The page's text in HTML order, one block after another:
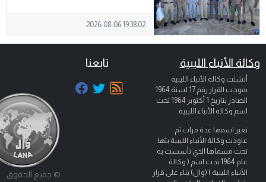
2026-08-06 19:38:02
وكالة الأنباء الليبية
أنشئت وكالة الأنباء الليبية
بموجب القرار رقم 17 لسنة 1964
الصادر بتاريخ 1 أكتوبر 1964
تحت
اسم وكالة الأنباء الليبية .
تغير اسمها عدة مرات ثم
عاودت وكالة الأنباء الليبية بثها
تحت مسماها الذي تأسست به
عام 1964 تحت اسم ( وكالة
الأنباء الليبية ) (وال) بناء على قرار
تابعنا
© جميع الحقوق